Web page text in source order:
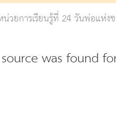
วยการเรียนรู้ที่ 24 วันพ่อแห่ง
was found